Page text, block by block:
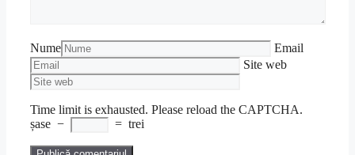
Nume
Email
Site web
Time limit is exhausted. Please reload the CAPTCHA.
șase − = trei